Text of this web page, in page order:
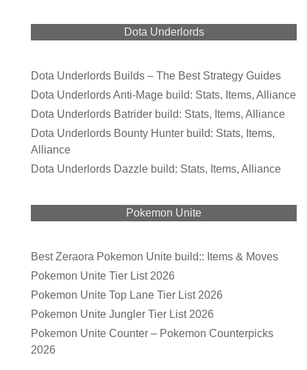
Dota Underlords
Dota Underlords Builds – The Best Strategy Guides
Dota Underlords Anti-Mage build: Stats, Items, Alliance
Dota Underlords Batrider build: Stats, Items, Alliance
Dota Underlords Bounty Hunter build: Stats, Items,
Alliance
Dota Underlords Dazzle build: Stats, Items, Alliance
Pokemon Unite
Best Zeraora Pokemon Unite build:: Items & Moves
Pokemon Unite Tier List 2026
Pokemon Unite Top Lane Tier List 2026
Pokemon Unite Jungler Tier List 2026
Pokemon Unite Counter – Pokemon Counterpicks
2026